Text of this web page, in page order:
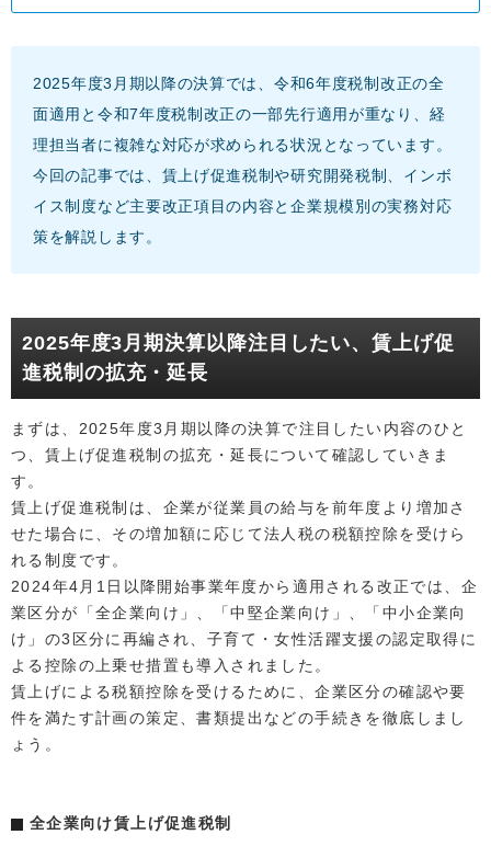
2025年度3月期以降の決算では、令和6年度税制改正の全
面適用と令和7年度税制改正の一部先行適用が重なり、経
理担当者に複雑な対応が求められる状況となっています。
今回の記事では、賃上げ促進税制や研究開発税制、インボ
イス制度など主要改正項目の内容と企業規模別の実務対応
策を解説します。
2025年度3月期決算以降注目したい、賃上げ促
進税制の拡充・延長
まずは、2025年度3月期以降の決算で注目したい内容のひと
つ、賃上げ促進税制の拡充・延長について確認していきま
す。
賃上げ促進税制は、企業が従業員の給与を前年度より増加さ
せた場合に、その増加額に応じて法人税の税額控除を受けら
れる制度です。
2024年4月1日以降開始事業年度から適用される改正では、企
業区分が「全企業向け」、「中堅企業向け」、「中小企業向
け」の3区分に再編され、子育て・女性活躍支援の認定取得に
よる控除の上乗せ措置も導入されました。
賃上げによる税額控除を受けるために、企業区分の確認や要
件を満たす計画の策定、書類提出などの手続きを徹底しまし
ょう。
全企業向け賃上げ促進税制